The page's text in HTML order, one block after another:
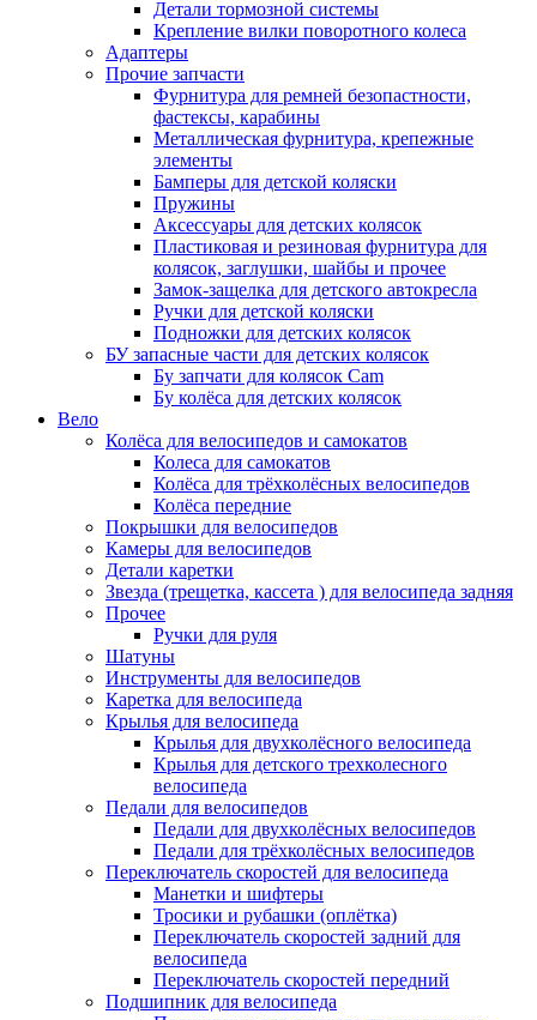
Детали тормозной системы
Крепление вилки поворотного колеса
Адаптеры
Прочие запчасти
Фурнитура для ремней безопастности,
фастексы, карабины
Металлическая фурнитура, крепежные
элементы
Бамперы для детской коляски
Пружины
Аксессуары для детских колясок
Пластиковая и резиновая фурнитура для
колясок, заглушки, шайбы и прочее
Замок-защелка для детского автокресла
Ручки для детской коляски
Подножки для детских колясок
БУ запасные части для детских колясок
Бу запчати для колясок Cam
Бу колёса для детских колясок
Вело
Колёса для велосипедов и самокатов
Колеса для самокатов
Колёса для трёхколёсных велосипедов
Колёса передние
Покрышки для велосипедов
Камеры для велосипедов
Детали каретки
Звезда (трещетка, кассета ) для велосипеда задняя
Прочее
Ручки для руля
Шатуны
Инструменты для велосипедов
Каретка для велосипеда
Крылья для велосипеда
Крылья для двухколёсного велосипеда
Крылья для детского трехколесного
велосипеда
Педали для велосипедов
Педали для двухколёсных велосипедов
Педали для трёхколёсных велосипедов
Переключатель скоростей для велосипеда
Манетки и шифтеры
Тросики и рубашки (оплётка)
Переключатель скоростей задний для
велосипеда
Переключатель скоростей передний
Подшипник для велосипеда